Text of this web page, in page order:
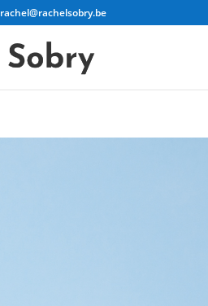
rachel@rachelsobry.be